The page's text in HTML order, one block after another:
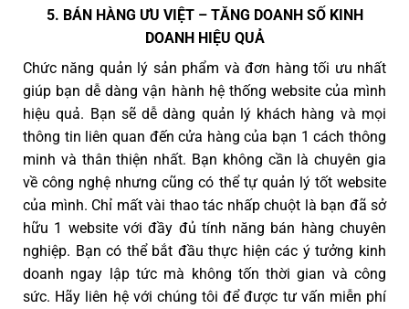
5. BÁN HÀNG ƯU VIỆT – TĂNG DOANH SỐ KINH
DOANH HIỆU QUẢ
Chức năng quản lý sản phẩm và đơn hàng tối ưu nhất
giúp bạn dễ dàng vận hành hệ thống website của mình
hiệu quả. Bạn sẽ dễ dàng quản lý khách hàng và mọi
thông tin liên quan đến cửa hàng của bạn 1 cách thông
minh và thân thiện nhất. Bạn không cần là chuyên gia
về công nghệ nhưng cũng có thể tự quản lý tốt website
của mình. Chỉ mất vài thao tác nhấp chuột là bạn đã sở
hữu 1 website với đầy đủ tính năng bán hàng chuyên
nghiệp. Bạn có thể bắt đầu thực hiện các ý tưởng kinh
doanh ngay lập tức mà không tốn thời gian và công
sức. Hãy liên hệ với chúng tôi để được tư vấn miễn phí